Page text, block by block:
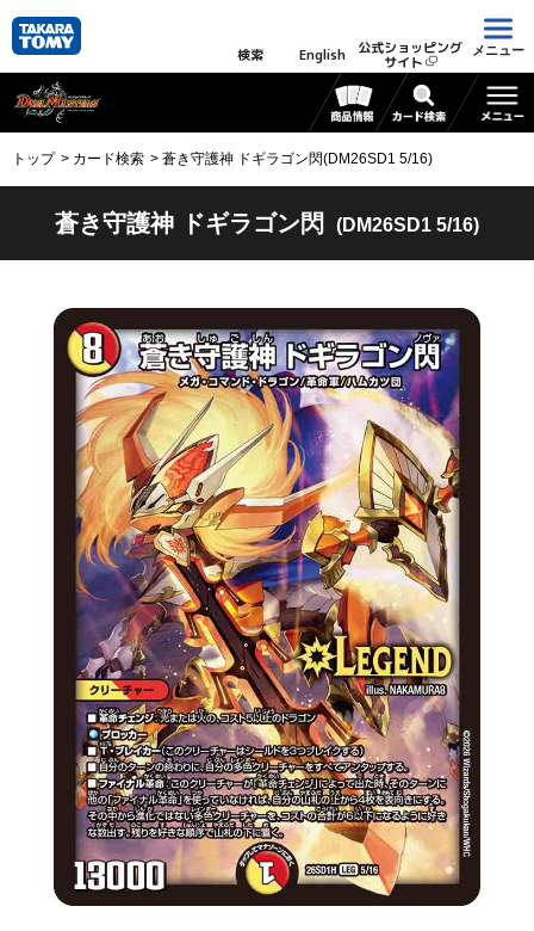
検索 English 公式ショッピング
サイト
メニュー
トップ カード検索 蒼き守護神 ドギラゴン閃(DM26SD1 5/16)
蒼き守護神 ドギラゴン閃 (DM26SD1 5/16)